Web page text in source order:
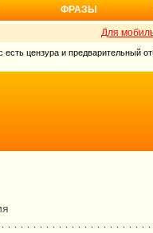
ФРАЗЫ
Для
цензура и предварительный